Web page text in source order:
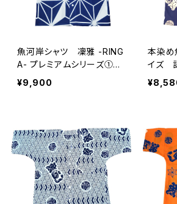
魚河岸シャツ 凜雅 -RING
A- プレミアムシリーズ①
麻かざぐるま Mサイズ
認定証付き 木綿晒 日本
ちシャツ 焼津
¥9,900
本染
イズ
晒 や
たり
ツ て
ちシ
港町